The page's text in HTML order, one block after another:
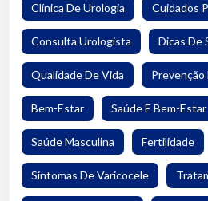
Clínica De Urologia Cuidados
Consulta Urologista Dicas De
Qualidade De Vida Prevenção
Bem-Estar Saúde E Bem-Estar
Saúde Masculina Fertilidade
Sintomas De Varicocele